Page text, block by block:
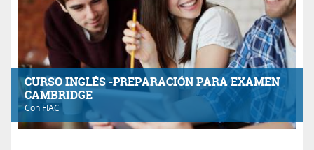
CURSO INGLÉS -PREPARACIÓN PARA EXAMEN
CAMBRIDGE
Con FIAC